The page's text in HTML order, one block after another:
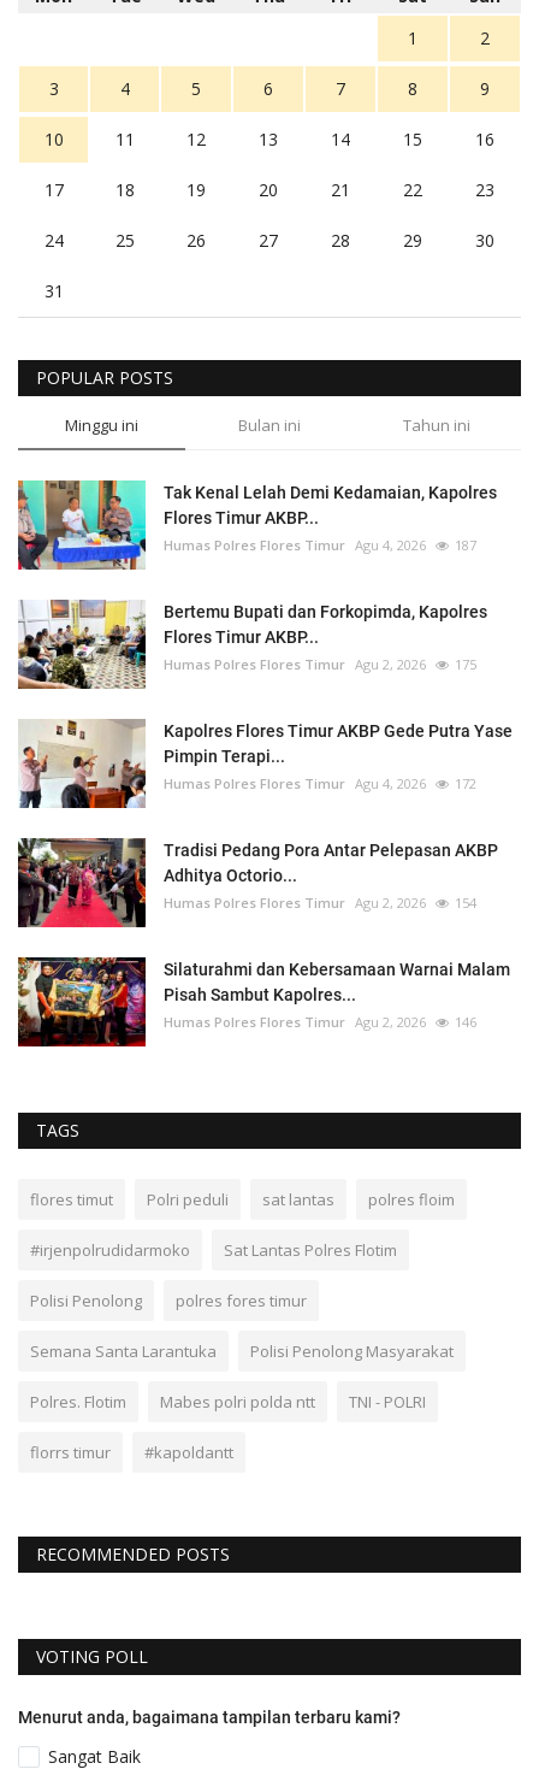
1
2
3 4 5 6 7 8 9
10 11 12 13 14 15 16
17 18 19 20 21 22 23
24 25 26 27 28 29 30
31
POPULAR POSTS
Minggu ini Bulan ini Tahun ini
Tak Kenal Lelah Demi Kedamaian, Kapolres
Flores Timur AKBP...
Humas Polres Flores Timur Agu 4, 2026 187
Bertemu Bupati dan Forkopimda, Kapolres
Flores Timur AKBP...
Humas Polres Flores Timur Agu 2, 2026 175
Kapolres Flores Timur AKBP Gede Putra Yase
Pimpin Terapi...
Humas Polres Flores Timur Agu 4, 2026 172
Tradisi Pedang Pora Antar Pelepasan AKBP
Adhitya Octorio...
Humas Polres Flores Timur Agu 2, 2026 154
Silaturahmi dan Kebersamaan Warnai Malam
Pisah Sambut Kapolres...
Humas Polres Flores Timur Agu 2, 2026 146
TAGS
flores timut Polri peduli sat lantas polres floim
#irjenpolrudidarmoko Sat Lantas Polres Flotim
Polisi Penolong polres fores timur
Semana Santa Larantuka Polisi Penolong Masyarakat
Polres. Flotim Mabes polri polda ntt TNI - POLRI
florrs timur #kapoldantt
RECOMMENDED POSTS
VOTING POLL
Menurut anda, bagaimana tampilan terbaru kami?
Sangat Baik